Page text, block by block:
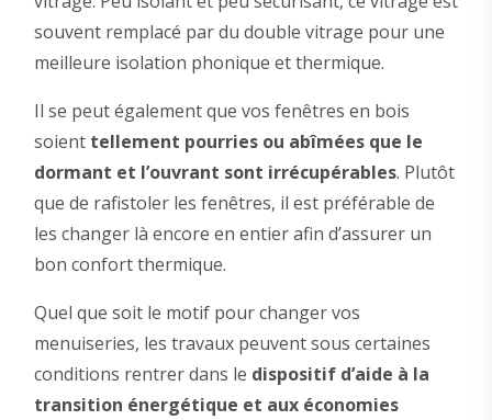
souvent remplacé par du double vitrage pour une
meilleure isolation phonique et thermique.
Il se peut également que vos fenêtres en bois
soient tellement pourries ou abîmées que le
dormant et l’ouvrant sont irrécupérables. Plutôt
que de rafistoler les fenêtres, il est préférable de
les changer là encore en entier afin d’assurer un
bon confort thermique.
Quel que soit le motif pour changer vos
menuiseries, les travaux peuvent sous certaines
conditions rentrer dans le dispositif d’aide à la
transition énergétique et aux économies